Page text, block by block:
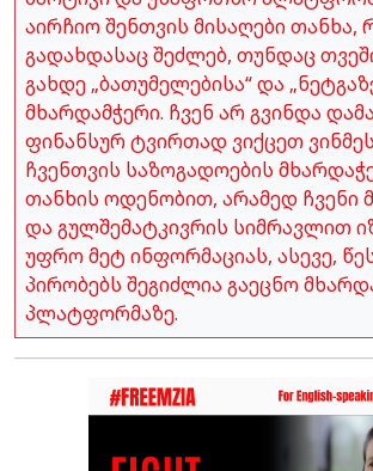
აირჩიო შენთვის მისაღები თანხა,
გადახდასაც შეძლებ, თუნდაც
გახდე „ბათუმელებისა“ და
მხარდამჭერი. ჩვენ არ გვინდა
ფინანსურ ტვირთად ვიქცეთ
ჩვენთვის საზოგადოების
თანხის ოდენობით, არამედ ჩვენი
და გულშემატკივრის სიმრავლით
უფრო მეტ ინფორმაციას, ასევე,
პირობებს შეგიძლია გაეცნო
პლატფორმაზე.